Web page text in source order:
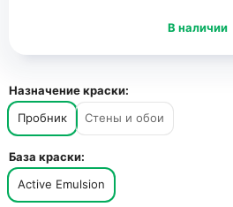
В наличии
Назначение краски:
Пробник
Стены и обои
База краски:
Active Emulsion